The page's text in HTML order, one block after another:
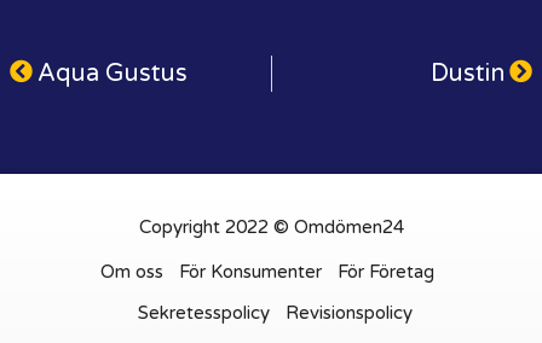
Aqua Gustus Dustin
Copyright 2022 © Omdömen24
Om oss För Konsumenter
För Företag
Sekretesspolicy
Revisionspolicy